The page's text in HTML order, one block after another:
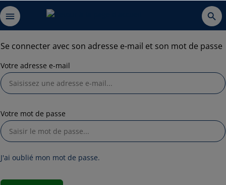
Se connecter avec son adresse e-mail et son mot de passe
Votre adresse e-mail
Votre mot de passe
J'ai oublié mon mot de passe.